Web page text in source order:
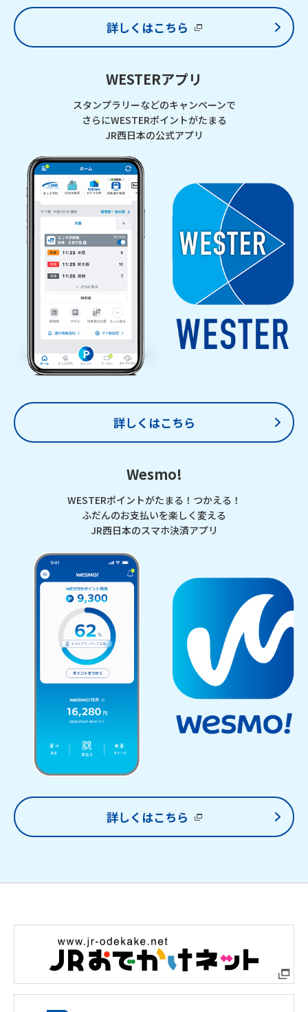
詳しくはこちら
WESTERアプリ
スタンプラリーなどのキャンペーンで
さらにWESTERポイントがたまる
JR西日本の公式アプリ
詳しくはこちら
Wesmo!
WESTERポイントがたまる！つかえる！
ふだんのお支払いを楽しく変える
JR西日本のスマホ決済アプリ
詳しくはこちら